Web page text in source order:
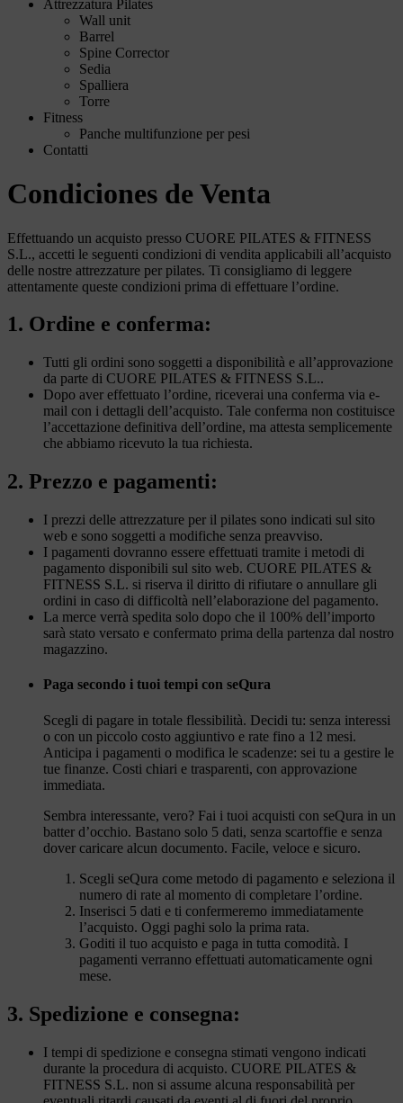
Attrezzatura Pilates
Wall unit
Barrel
Spine Corrector
Sedia
Spalliera
Torre
Fitness
Panche multifunzione per pesi
Contatti
Condiciones de Venta
Effettuando un acquisto presso CUORE PILATES & FITNESS
S.L., accetti le seguenti condizioni di vendita applicabili all’acquisto
delle nostre attrezzature per pilates. Ti consigliamo di leggere
attentamente queste condizioni prima di effettuare l’ordine.
1. Ordine e conferma:
Tutti gli ordini sono soggetti a disponibilità e all’approvazione
da parte di CUORE PILATES & FITNESS S.L..
Dopo aver effettuato l’ordine, riceverai una conferma via e-
mail con i dettagli dell’acquisto. Tale conferma non costituisce
l’accettazione definitiva dell’ordine, ma attesta semplicemente
che abbiamo ricevuto la tua richiesta.
2. Prezzo e pagamenti:
I prezzi delle attrezzature per il pilates sono indicati sul sito
web e sono soggetti a modifiche senza preavviso.
I pagamenti dovranno essere effettuati tramite i metodi di
pagamento disponibili sul sito web. CUORE PILATES &
FITNESS S.L. si riserva il diritto di rifiutare o annullare gli
ordini in caso di difficoltà nell’elaborazione del pagamento.
La merce verrà spedita solo dopo che il 100% dell’importo
sarà stato versato e confermato prima della partenza dal nostro
magazzino.
Paga secondo i tuoi tempi con seQura
Scegli di pagare in totale flessibilità. Decidi tu: senza interessi
o con un piccolo costo aggiuntivo e rate fino a 12 mesi.
Anticipa i pagamenti o modifica le scadenze: sei tu a gestire le
tue finanze. Costi chiari e trasparenti, con approvazione
immediata.
Sembra interessante, vero? Fai i tuoi acquisti con seQura in un
batter d’occhio. Bastano solo 5 dati, senza scartoffie e senza
dover caricare alcun documento. Facile, veloce e sicuro.
Scegli seQura come metodo di pagamento e seleziona il
numero di rate al momento di completare l’ordine.
Inserisci 5 dati e ti confermeremo immediatamente
l’acquisto. Oggi paghi solo la prima rata.
Goditi il tuo acquisto e paga in tutta comodità. I
pagamenti verranno effettuati automaticamente ogni
mese.
3. Spedizione e consegna:
I tempi di spedizione e consegna stimati vengono indicati
durante la procedura di acquisto. CUORE PILATES &
FITNESS S.L. non si assume alcuna responsabilità per